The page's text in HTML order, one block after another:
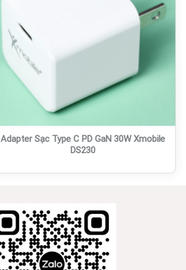
Adapter Sạc Type C PD GaN 30W Xmobile
DS230